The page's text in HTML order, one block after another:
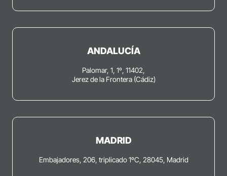
ANDALUCÍA
Palomar, 1, 1º, 11402,
Jerez de la Frontera (Cádiz)
MADRID
Embajadores, 206, triplicado 1ºC, 28045, Madrid